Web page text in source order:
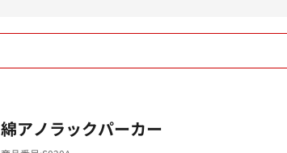
綿アノラックパーカー